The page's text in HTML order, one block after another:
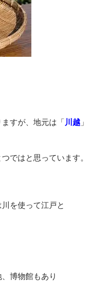
すが、地元は「 川越 」
ではと思っています。
を使って江戸と
博物館もあり